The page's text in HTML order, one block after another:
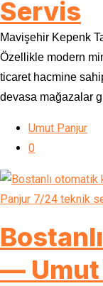
Servis
Mavişehir Kepenk
Özellikle modern
ticaret hacmine
devasa mağazalar
Umut Panjur
0
— Umut